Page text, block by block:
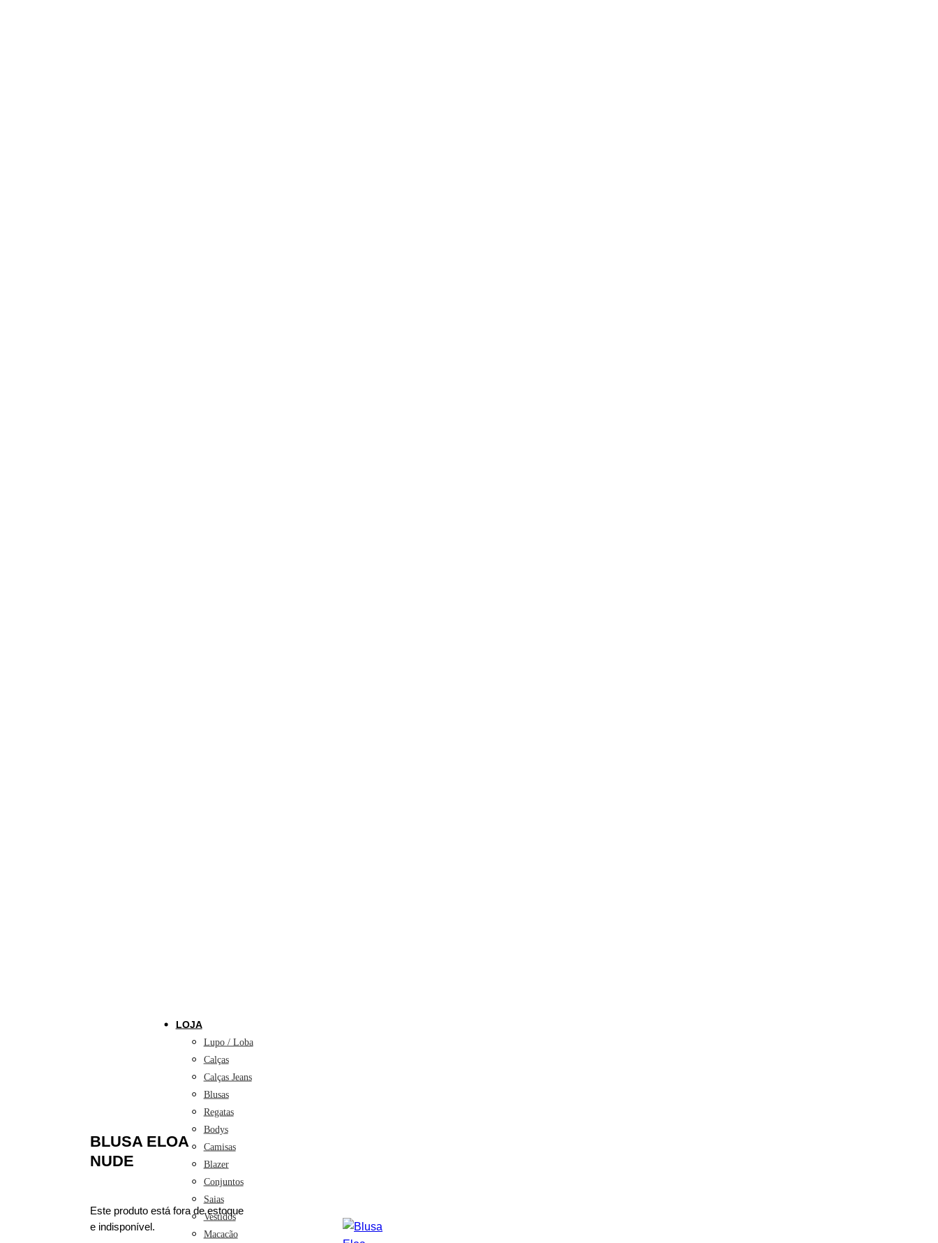
LOJA
Lupo / Loba
Calças
Calças Jeans
Blusas
Regatas
Bodys
Camisas
Blazer
Conjuntos
Saias
Vestidos
Macacão
BLUSA ELOA
NUDE
Este produto está fora de estoque
e indisponível.